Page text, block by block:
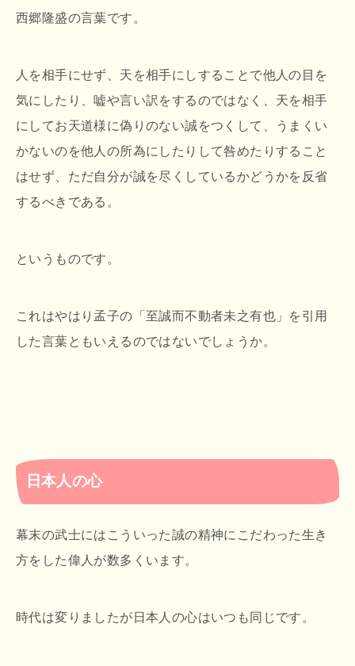
西郷隆盛の言葉です。
人を相手にせず、天を相手にしすることで他人の目を
気にしたり、嘘や言い訳をするのではなく、天を相手
にしてお天道様に偽りのない誠をつくして、うまくい
かないのを他人の所為にしたりして咎めたりすること
はせず、ただ自分が誠を尽くしているかどうかを反省
するべきである。
というものです。
これはやはり孟子の「至誠而不動者未之有也」を引用
した言葉ともいえるのではないでしょうか。
日本人の心
幕末の武士にはこういった誠の精神にこだわった生き
方をした偉人が数多くいます。
時代は変りましたが日本人の心はいつも同じです。